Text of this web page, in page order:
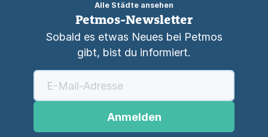
Alle Städte ansehen
Petmos-Newsletter
Sobald es etwas Neues bei Petmos
gibt, bist du informiert.
Anmelden